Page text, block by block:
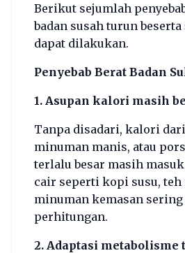
Berikut sejumlah
badan susah turun
dapat dilakukan.
Penyebab Berat Badan
1. Asupan kalori masih
Tanpa disadari, kalori
minuman manis, atau
terlalu besar masih
cair seperti kopi susu, teh
minuman kemasan
perhitungan.
2. Adaptasi metabolisme